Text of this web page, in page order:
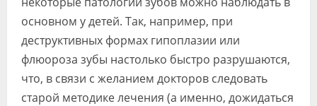
Блоги
Лаборатории
основном у детей. Так, например, при
деструктивных формах гипоплазии или
флюороза зубы настолько быстро разрушаются,
что, в связи с желанием докторов следовать
старой методике лечения (а именно, дожидаться